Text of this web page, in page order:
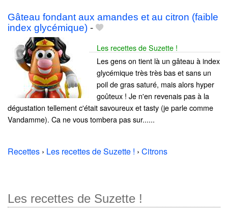
Gâteau fondant aux amandes et au citron (faible
index glycémique) -
Les recettes de Suzette !
Les gens on tient là un gâteau à index
glycémique très très bas et sans un
poil de gras saturé, mais alors hyper
goûteux ! Je n'en revenais pas à la
dégustation tellement c'était savoureux et tasty (je parle comme
Vandamme). Ca ne vous tombera pas sur......
Recettes › Les recettes de Suzette ! › Citrons
Les recettes de Suzette !